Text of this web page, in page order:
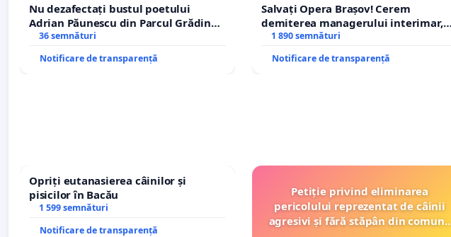
Nu dezafectați bustul poetului
Adrian Păunescu din Parcul Grădina
Icoanei! Stop cenzurii culturale!
36 semnături
Notificare de transparență
Salvați Opera Brașov! Cerem
demiterea managerului interimar,
Petrean Lucian-Marius!
1 890 semnături
Notificare de transparență
Opriți eutanasierea câinilor și
pisicilor în Bacău
1 599 semnături
Notificare de transparență
Petiție privind eliminarea
pericolului reprezentat de câinii
agresivi și fără stăpân din comuna